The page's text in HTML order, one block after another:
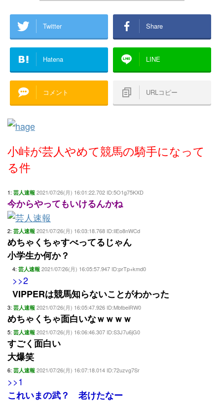
Twitter Share
Hatena LINE
コメント URLコピー
小峠が芸人やめて競馬の騎手になって
る件
1: 芸人速報 2021/07/26(月) 16:01:22.702 ID:5O1g75KXD
今からやってもいけるんかね
2: 芸人速報 2021/07/26(月) 16:03:18.768 ID:IlEo8nWCd
めちゃくちゃすべってるじゃん
小学生か何か？
4: 芸人速報 2021/07/26(月) 16:05:57.947 ID:prTp+kmd0
>>2
VIPPERは競馬知らないことがわかった
3: 芸人速報 2021/07/26(月) 16:05:47.926 ID:MbtbeiRW0
めちゃくちゃ面白いなｗｗｗｗ
5: 芸人速報 2021/07/26(月) 16:06:46.307 ID:S3J7u6jG0
すごく面白い
大爆笑
6: 芸人速報 2021/07/26(月) 16:07:18.014 ID:72uzvg7Sr
>>1
これいまの武？ 老けたなー